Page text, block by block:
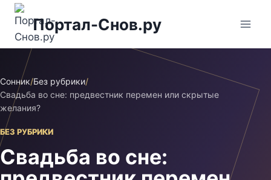
Перейти
содержимому
Портал-Снов.ру
Сонник/Без рубрики/
Свадьба во сне: предвестник перемен или скрытые
желания?
БЕЗ РУБРИКИ
Свадьба во сне: